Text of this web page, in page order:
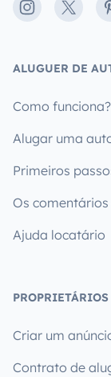
Instagram
X
ALUGUER DE
Como funciona?
Alugar uma
Primeiros
Os
Ajuda locatário
PROPRIETÁRIOS
Criar um
Contrato de